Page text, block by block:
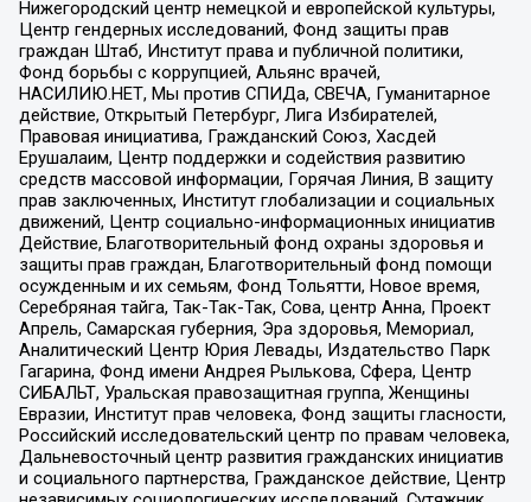
Нижегородский центр немецкой и европейской культуры,
Центр гендерных исследований, Фонд защиты прав
граждан Штаб, Институт права и публичной политики,
Фонд борьбы с коррупцией, Альянс врачей,
НАСИЛИЮ.НЕТ, Мы против СПИДа, СВЕЧА, Гуманитарное
действие, Открытый Петербург, Лига Избирателей,
Правовая инициатива, Гражданский Союз, Хасдей
Ерушалаим, Центр поддержки и содействия развитию
средств массовой информации, Горячая Линия, В защиту
прав заключенных, Институт глобализации и социальных
движений, Центр социально-информационных инициатив
Действие, Благотворительный фонд охраны здоровья и
защиты прав граждан, Благотворительный фонд помощи
осужденным и их семьям, Фонд Тольятти, Новое время,
Серебряная тайга, Так-Так-Так, Сова, центр Анна, Проект
Апрель, Самарская губерния, Эра здоровья, Мемориал,
Аналитический Центр Юрия Левады, Издательство Парк
Гагарина, Фонд имени Андрея Рылькова, Сфера, Центр
СИБАЛЬТ, Уральская правозащитная группа, Женщины
Евразии, Институт прав человека, Фонд защиты гласности,
Российский исследовательский центр по правам человека,
Дальневосточный центр развития гражданских инициатив
и социального партнерства, Гражданское действие, Центр